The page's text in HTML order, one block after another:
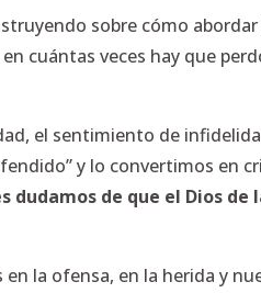
sobre cómo
cuántas veces hay que
el sentimiento de
y lo convertimos en
de que el Dios
la ofensa, en la herida y